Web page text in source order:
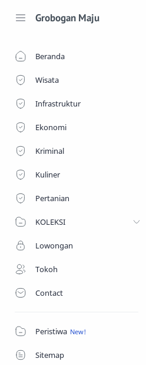
Grobogan Maju
Beranda
Wisata
Infrastruktur
Ekonomi
Kriminal
Kuliner
Pertanian
KOLEKSI
Lowongan
Tokoh
Contact
Peristiwa
Sitemap